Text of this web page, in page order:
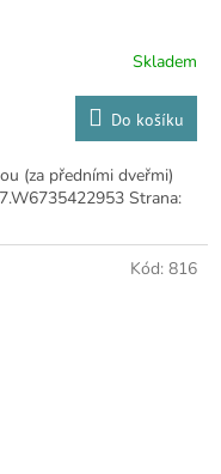
Skladem
Do košíku
(za předními dveřmi)
Strana:
Kód: 816